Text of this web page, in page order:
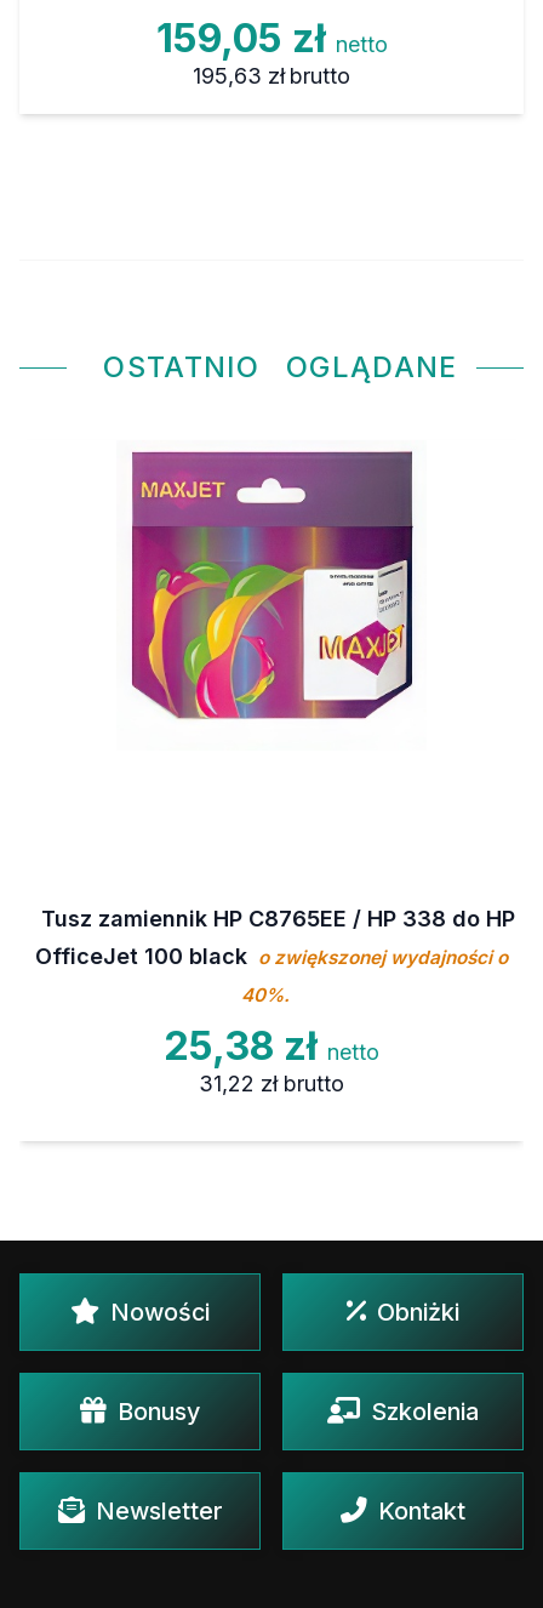
159,05 zł netto
195,63 zł brutto
OSTATNIO OGLĄDANE
Tusz zamiennik HP C8765EE / HP 338 do HP
OfficeJet 100 black o zwiększonej wydajności o
40%.
25,38 zł netto
31,22 zł brutto
Nowości Obniżki
Bonusy Szkolenia
Newsletter Kontakt